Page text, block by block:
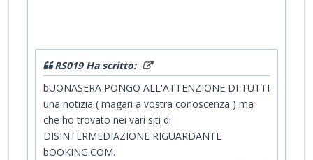
RS019 Ha scritto:
bUONASERA PONGO ALL'ATTENZIONE DI TUTTI
una notizia ( magari a vostra conoscenza ) ma
che ho trovato nei vari siti di
DISINTERMEDIAZIONE RIGUARDANTE
bOOKING.COM.